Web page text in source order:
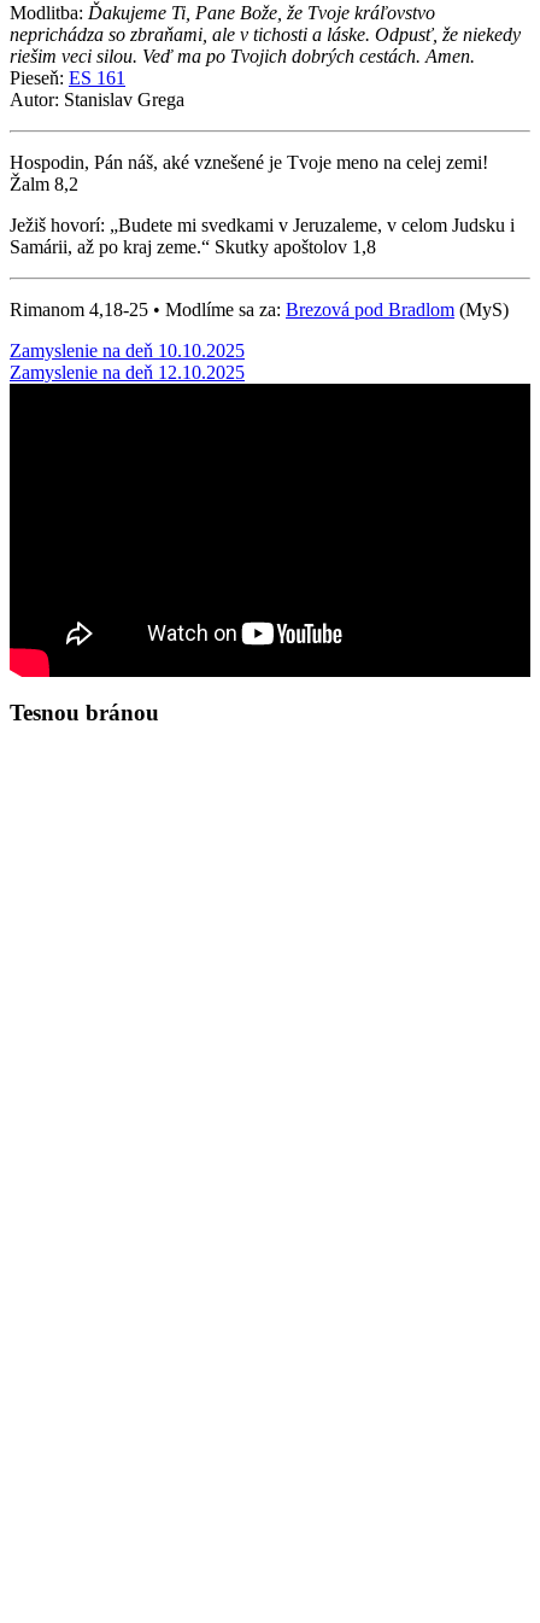
Modlitba: Ďakujeme Ti, Pane Bože, že Tvoje kráľovstvo
neprichádza so zbraňami, ale v tichosti a láske. Odpusť, že niekedy
riešim veci silou. Veď ma po Tvojich dobrých cestách. Amen.
Pieseň: ES 161
Autor: Stanislav Grega
Hospodin, Pán náš, aké vznešené je Tvoje meno na celej zemi!
Žalm 8,2
Ježiš hovorí: „Budete mi svedkami v Jeruzaleme, v celom Judsku i
Samárii, až po kraj zeme.“ Skutky apoštolov 1,8
Rimanom 4,18-25 • Modlíme sa za: Brezová pod Bradlom (MyS)
Post
navigation
Zamyslenie na deň 10.10.2025
Zamyslenie na deň 12.10.2025
Tesnou bránou